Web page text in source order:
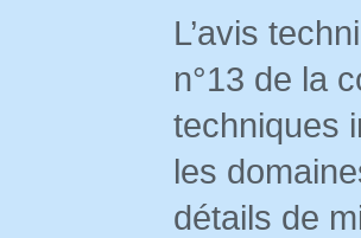
L’avis
n°13 de la
techniques
les
détails de